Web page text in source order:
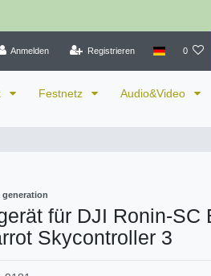
Anmelden Registrieren 0
Festnetz Audio&Video
generation
für DJI Ronin-SC
Skycontroller 3